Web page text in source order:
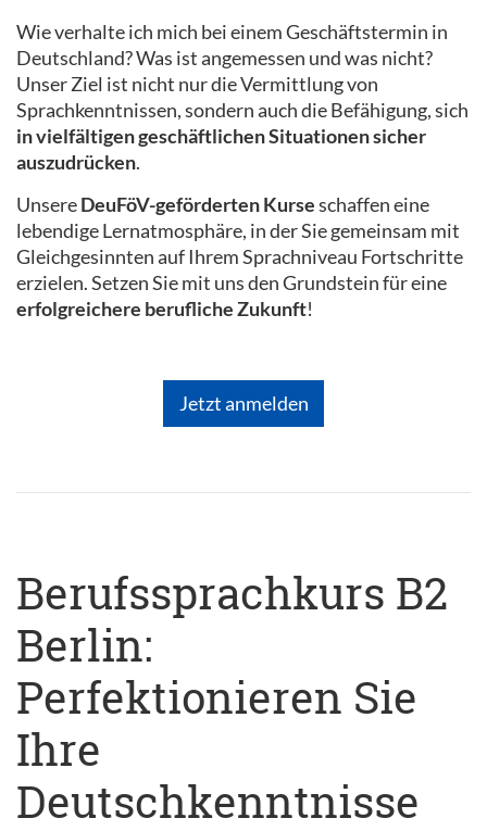
Wie verhalte ich mich bei einem Geschäftstermin in
Deutschland? Was ist angemessen und was nicht?
Unser Ziel ist nicht nur die Vermittlung von
Sprachkenntnissen, sondern auch die Befähigung, sich
in vielfältigen geschäftlichen Situationen sicher
auszudrücken.
UnsereDeuFöV-geförderten Kurseschaffen eine
lebendige Lernatmosphäre, in der Sie gemeinsam mit
Gleichgesinnten auf Ihrem Sprachniveau Fortschritte
erzielen. Setzen Sie mit uns den Grundstein für eine
erfolgreichere berufliche Zukunft!
Jetzt anmelden
Berufssprachkurs B2
Berlin:
Perfektionieren Sie
Ihre
Deutschkenntnisse